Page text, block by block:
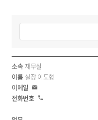
소
속,
이
름,
담
당
재무실
실장 이도형
일전